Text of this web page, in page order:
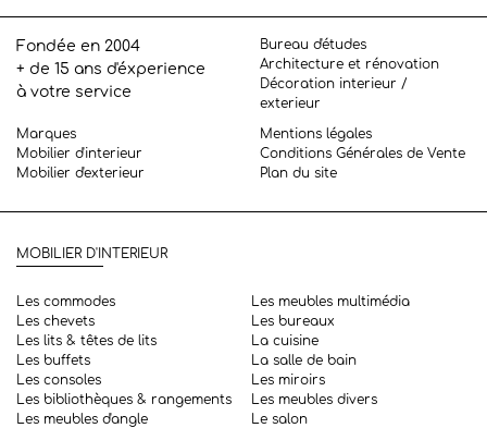
Fondée en 2004
+ de 15 ans d'éxperience
à votre service
Bureau d'études
Architecture et rénovation
Décoration interieur /
exterieur
Marques
Mobilier d'interieur
Mobilier d'exterieur
Mentions légales
Conditions Générales de Vente
Plan du site
MOBILIER D'INTERIEUR
Les commodes
Les chevets
Les lits & têtes de lits
Les buffets
Les consoles
Les bibliothèques & rangements
Les meubles d'angle
Les meubles multimédia
Les bureaux
La cuisine
La salle de bain
Les miroirs
Les meubles divers
Le salon